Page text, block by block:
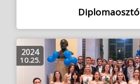
Diplomaosztó
2024
10.25.